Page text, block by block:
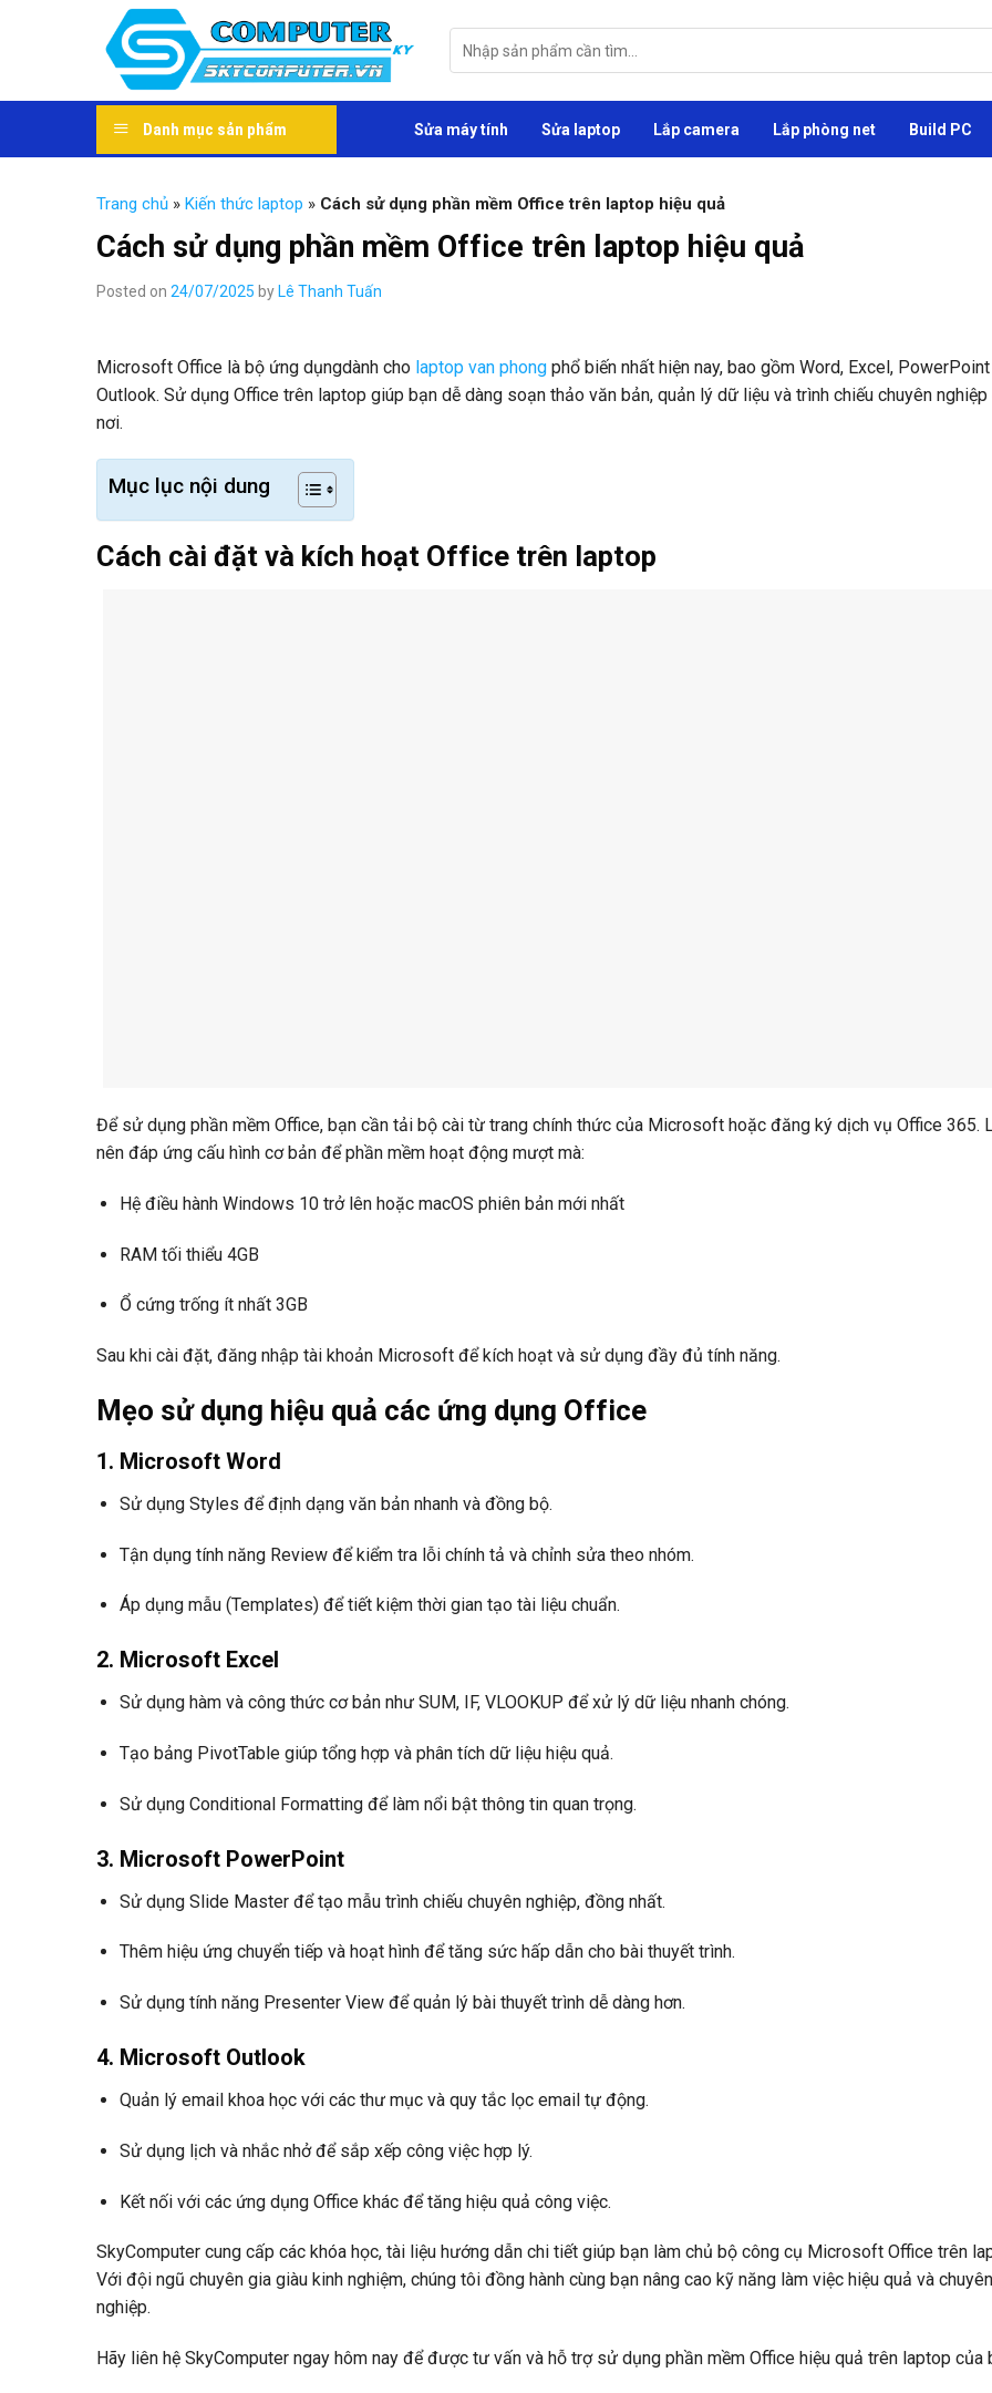
kiếm:
Danh mục sản phẩm Sửa máy tính Sửa laptop Lắp camera Lắp phòng net Build PC
Trang chủ » Kiến thức laptop » Cách sử dụng phần mềm Office trên laptop hiệu quả
Cách sử dụng phần mềm Office trên laptop hiệu quả
Posted on 24/07/2025 byLê Thanh Tuấn
Microsoft Office là bộ ứng dụngdành cho laptop van phong phổ biến nhất hiện nay, bao gồm Word, Excel,
Outlook. Sử dụng Office trên laptop giúp bạn dễ dàng soạn thảo văn bản, quản lý dữ liệu và trình chiếu chuyên
nơi.
Mục lục nội dung
Cách cài đặt và kích hoạt Office trên laptop
Để sử dụng phần mềm Office, bạn cần tải bộ cài từ trang chính thức của Microsoft hoặc đăng ký dịch vụ Office 365.
nên đáp ứng cấu hình cơ bản để phần mềm hoạt động mượt mà:
Hệ điều hành Windows 10 trở lên hoặc macOS phiên bản mới nhất
RAM tối thiểu 4GB
Ổ cứng trống ít nhất 3GB
Sau khi cài đặt, đăng nhập tài khoản Microsoft để kích hoạt và sử dụng đầy đủ tính năng.
Mẹo sử dụng hiệu quả các ứng dụng Office
1. Microsoft Word
Sử dụng Styles để định dạng văn bản nhanh và đồng bộ.
Tận dụng tính năng Review để kiểm tra lỗi chính tả và chỉnh sửa theo nhóm.
Áp dụng mẫu (Templates) để tiết kiệm thời gian tạo tài liệu chuẩn.
2. Microsoft Excel
Sử dụng hàm và công thức cơ bản như SUM, IF, VLOOKUP để xử lý dữ liệu nhanh chóng.
Tạo bảng PivotTable giúp tổng hợp và phân tích dữ liệu hiệu quả.
Sử dụng Conditional Formatting để làm nổi bật thông tin quan trọng.
3. Microsoft PowerPoint
Sử dụng Slide Master để tạo mẫu trình chiếu chuyên nghiệp, đồng nhất.
Thêm hiệu ứng chuyển tiếp và hoạt hình để tăng sức hấp dẫn cho bài thuyết trình.
Sử dụng tính năng Presenter View để quản lý bài thuyết trình dễ dàng hơn.
4. Microsoft Outlook
Quản lý email khoa học với các thư mục và quy tắc lọc email tự động.
Sử dụng lịch và nhắc nhở để sắp xếp công việc hợp lý.
Kết nối với các ứng dụng Office khác để tăng hiệu quả công việc.
SkyComputer cung cấp các khóa học, tài liệu hướng dẫn chi tiết giúp bạn làm chủ bộ công cụ Microsoft Office trên
Với đội ngũ chuyên gia giàu kinh nghiệm, chúng tôi đồng hành cùng bạn nâng cao kỹ năng làm việc hiệu quả và chuyên
nghiệp.
Hãy liên hệ SkyComputer ngay hôm nay để được tư vấn và hỗ trợ sử dụng phần mềm Office hiệu quả trên laptop của